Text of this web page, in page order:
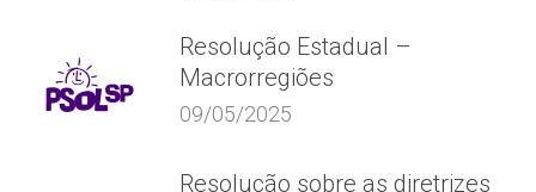
Resolução Estadual –
Macrorregiões
09/05/2025
Resolução sobre as diretrizes